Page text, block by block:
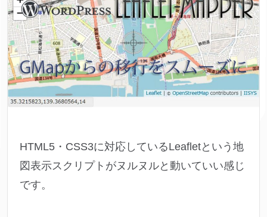
HTML5・CSS3に対応しているLeafletという地
図表示スクリプトがヌルヌルと動いていい感じ
です。